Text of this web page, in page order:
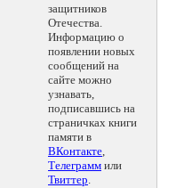
защитников
Отечества.
Информацию о
появлении новых
сообщений на
сайте можно
узнавать,
подписавшись на
страничках книги
памяти в
ВКонтакте,
Телеграмм или
Твиттер.